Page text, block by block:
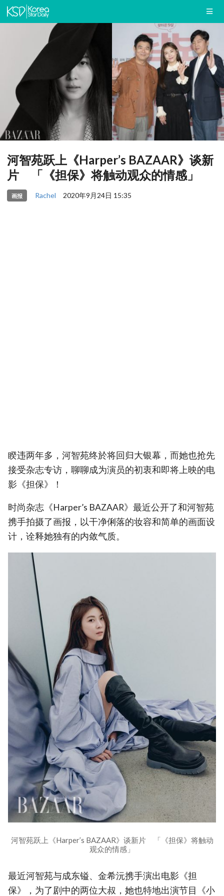
河智苑跃上《Harper’s BAZAAR》谈新
片 「《担保》将触动观众的情感」
画报 Rachel 2020年9月24日 15:35
睽违两年多，河智苑终於将回归大银幕，而她也抢先
接受杂志专访，聊聊成为演员的初衷和即将上映的电
影《担保》！
时尚杂志《Harper’s BAZAAR》最近公开了和河智苑
携手拍摄了画报，以干净俐落的妆容和简单的画面设
计，诠释她独有的内敛气质。
河智苑跃上《Harper’s BAZAAR》谈新片 「《担保》将触动
观众的情感」
最近河智苑与成东镒、金希沅携手演出电影《担
保》，为了剧中的两位大叔，她也特地出演节目《小